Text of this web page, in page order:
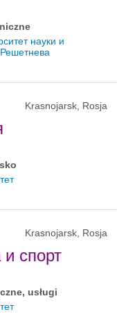
науки и
Krasnojarsk, Rosja
Krasnojarsk, Rosja
и спорт
usługi